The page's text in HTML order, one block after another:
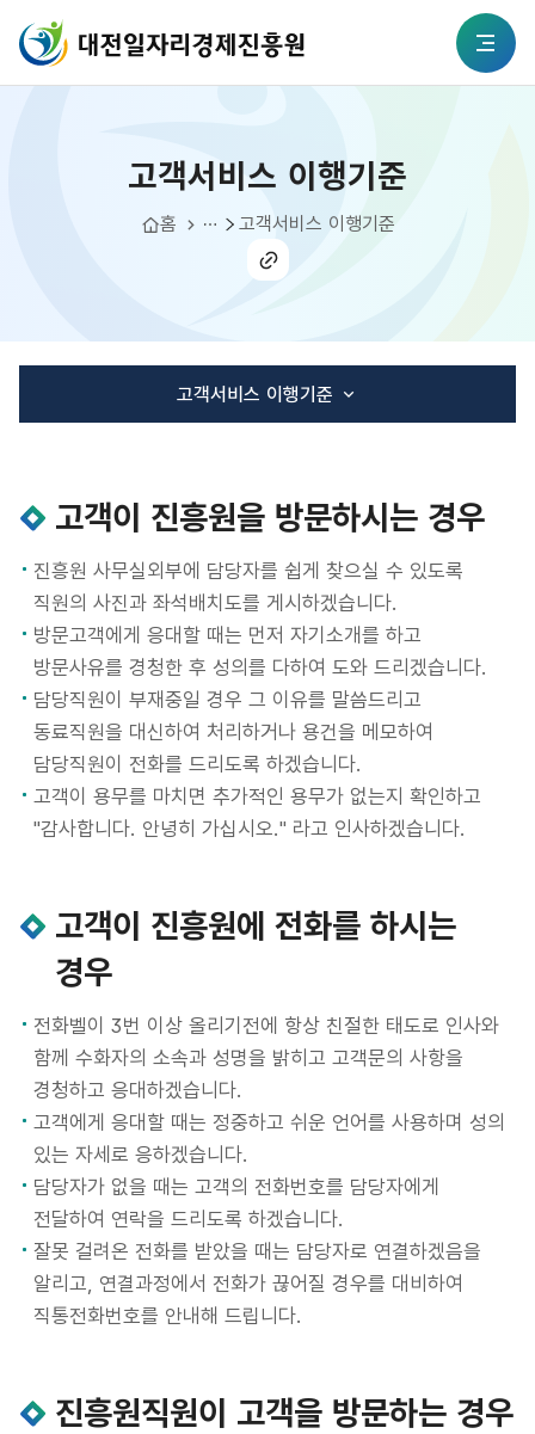
대전일자리경제진흥원
고객서비스 이행기준
홈
진흥원소개
지속가능경영
고객만족경영고객서비스 이행기준
고객서비스 이행기준
고객서비스 헌장
고객서비스 이행기준
고객이 진흥원을 방문하시는 경우
진흥원 사무실외부에 담당자를 쉽게 찾으실 수 있도록
직원의 사진과 좌석배치도를 게시하겠습니다.
방문고객에게 응대할 때는 먼저 자기소개를 하고
방문사유를 경청한 후 성의를 다하여 도와 드리겠습니다.
담당직원이 부재중일 경우 그 이유를 말씀드리고
동료직원을 대신하여 처리하거나 용건을 메모하여
담당직원이 전화를 드리도록 하겠습니다.
고객이 용무를 마치면 추가적인 용무가 없는지 확인하고
"감사합니다. 안녕히 가십시오." 라고 인사하겠습니다.
고객이 진흥원에 전화를 하시는
경우
전화벨이 3번 이상 올리기전에 항상 친절한 태도로 인사와
함께 수화자의 소속과 성명을 밝히고 고객문의 사항을
경청하고 응대하겠습니다.
고객에게 응대할 때는 정중하고 쉬운 언어를 사용하며 성의
있는 자세로 응하겠습니다.
담당자가 없을 때는 고객의 전화번호를 담당자에게
전달하여 연락을 드리도록 하겠습니다.
잘못 걸려온 전화를 받았을 때는 담당자로 연결하겠음을
알리고, 연결과정에서 전화가 끊어질 경우를 대비하여
직통전화번호를 안내해 드립니다.
진흥원직원이 고객을 방문하는 경우